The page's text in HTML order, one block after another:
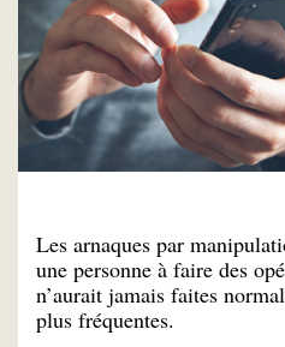
Les arnaques par
une personne à faire des
n’aurait jamais faites
plus fréquentes.